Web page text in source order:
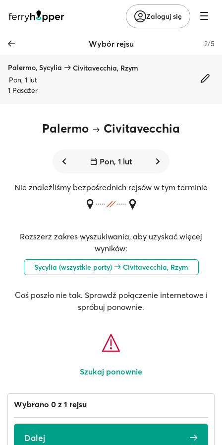
Zaloguj się
Wybór rejsu 2/5
Palermo, Sycylia
Civitavecchia, Rzym
Pon, 1 lut
1 Pasażer
Palermo Civitavecchia
Pon, 1 lut
Nie znaleźliśmy bezpośrednich rejsów w tym terminie
Rozszerz zakres wyszukiwania, aby uzyskać więcej
wyników:
Sycylia (wszystkie porty) Civitavecchia, Rzym
Coś poszło nie tak. Sprawdź połączenie internetowe i
spróbuj ponownie.
Szukaj ponownie
Wybrano 0 z 1 rejsu
Dalej